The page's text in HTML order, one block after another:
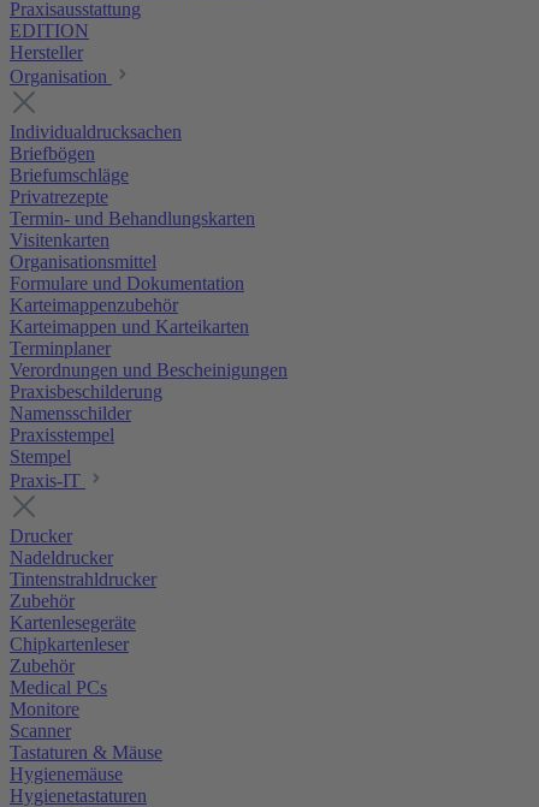
Praxisausstattung
EDITION
Hersteller
Organisation
Individualdrucksachen
Briefbögen
Briefumschläge
Privatrezepte
Termin- und Behandlungskarten
Visitenkarten
Organisationsmittel
Formulare und Dokumentation
Karteimappenzubehör
Karteimappen und Karteikarten
Terminplaner
Verordnungen und Bescheinigungen
Praxisbeschilderung
Namensschilder
Praxisstempel
Stempel
Praxis-IT
Drucker
Nadeldrucker
Tintenstrahldrucker
Zubehör
Kartenlesegeräte
Chipkartenleser
Zubehör
Medical PCs
Monitore
Scanner
Tastaturen & Mäuse
Hygienemäuse
Hygienetastaturen